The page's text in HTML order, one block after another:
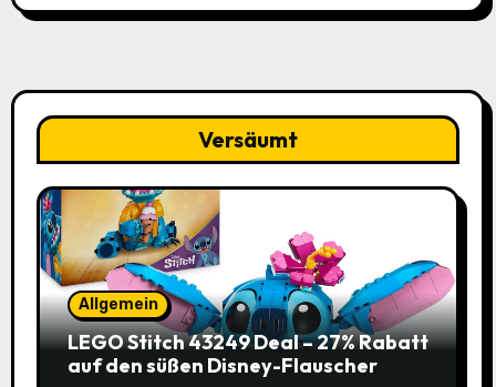
Versäumt
Allgemein
LEGO Stitch 43249 Deal – 27% Rabatt
auf den süßen Disney-Flauscher